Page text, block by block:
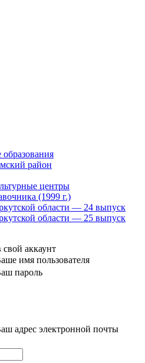
район
центры
(1999 г.)
области — 24 выпуск
области — 25 выпуск
аккаунт
имя пользователя
пароль
адрес электронной почты